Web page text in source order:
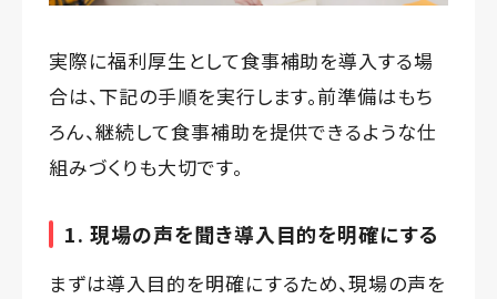
実際に福利厚生として食事補助を導入する場
合は、下記の手順を実行します。前準備はもち
ろん、継続して食事補助を提供できるような仕
組みづくりも大切です。
1. 現場の声を聞き導入目的を明確にする
まずは導入目的を明確にするため、現場の声を